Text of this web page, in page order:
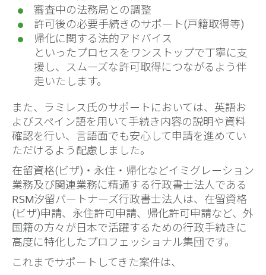
審査中の法務局との調整
許可後の必要手続きのサポート(戸籍取得等)
帰化に関する法的アドバイス
といったプロセスをワンストップで丁寧に支
援し、スムーズな許可取得につながるよう伴
走いたします。
また、ラミレス氏のサポートにおいては、英語お
よびスペイン語を用いて手続き内容の説明や資料
確認を行い、言語面でも安心して申請を進めてい
ただけるよう配慮しました。
在留資格(ビザ)・永住・帰化などイミグレーション
業務及び関連業務に精通する行政書士法人である
RSM汐留パートナーズ行政書士法人は、在留資格
(ビザ)申請、永住許可申請、帰化許可申請など、外
国籍の方々が日本で活躍するための行政手続きに
高度に特化したプロフェッショナル集団です。
これまでサポートしてきた案件は、